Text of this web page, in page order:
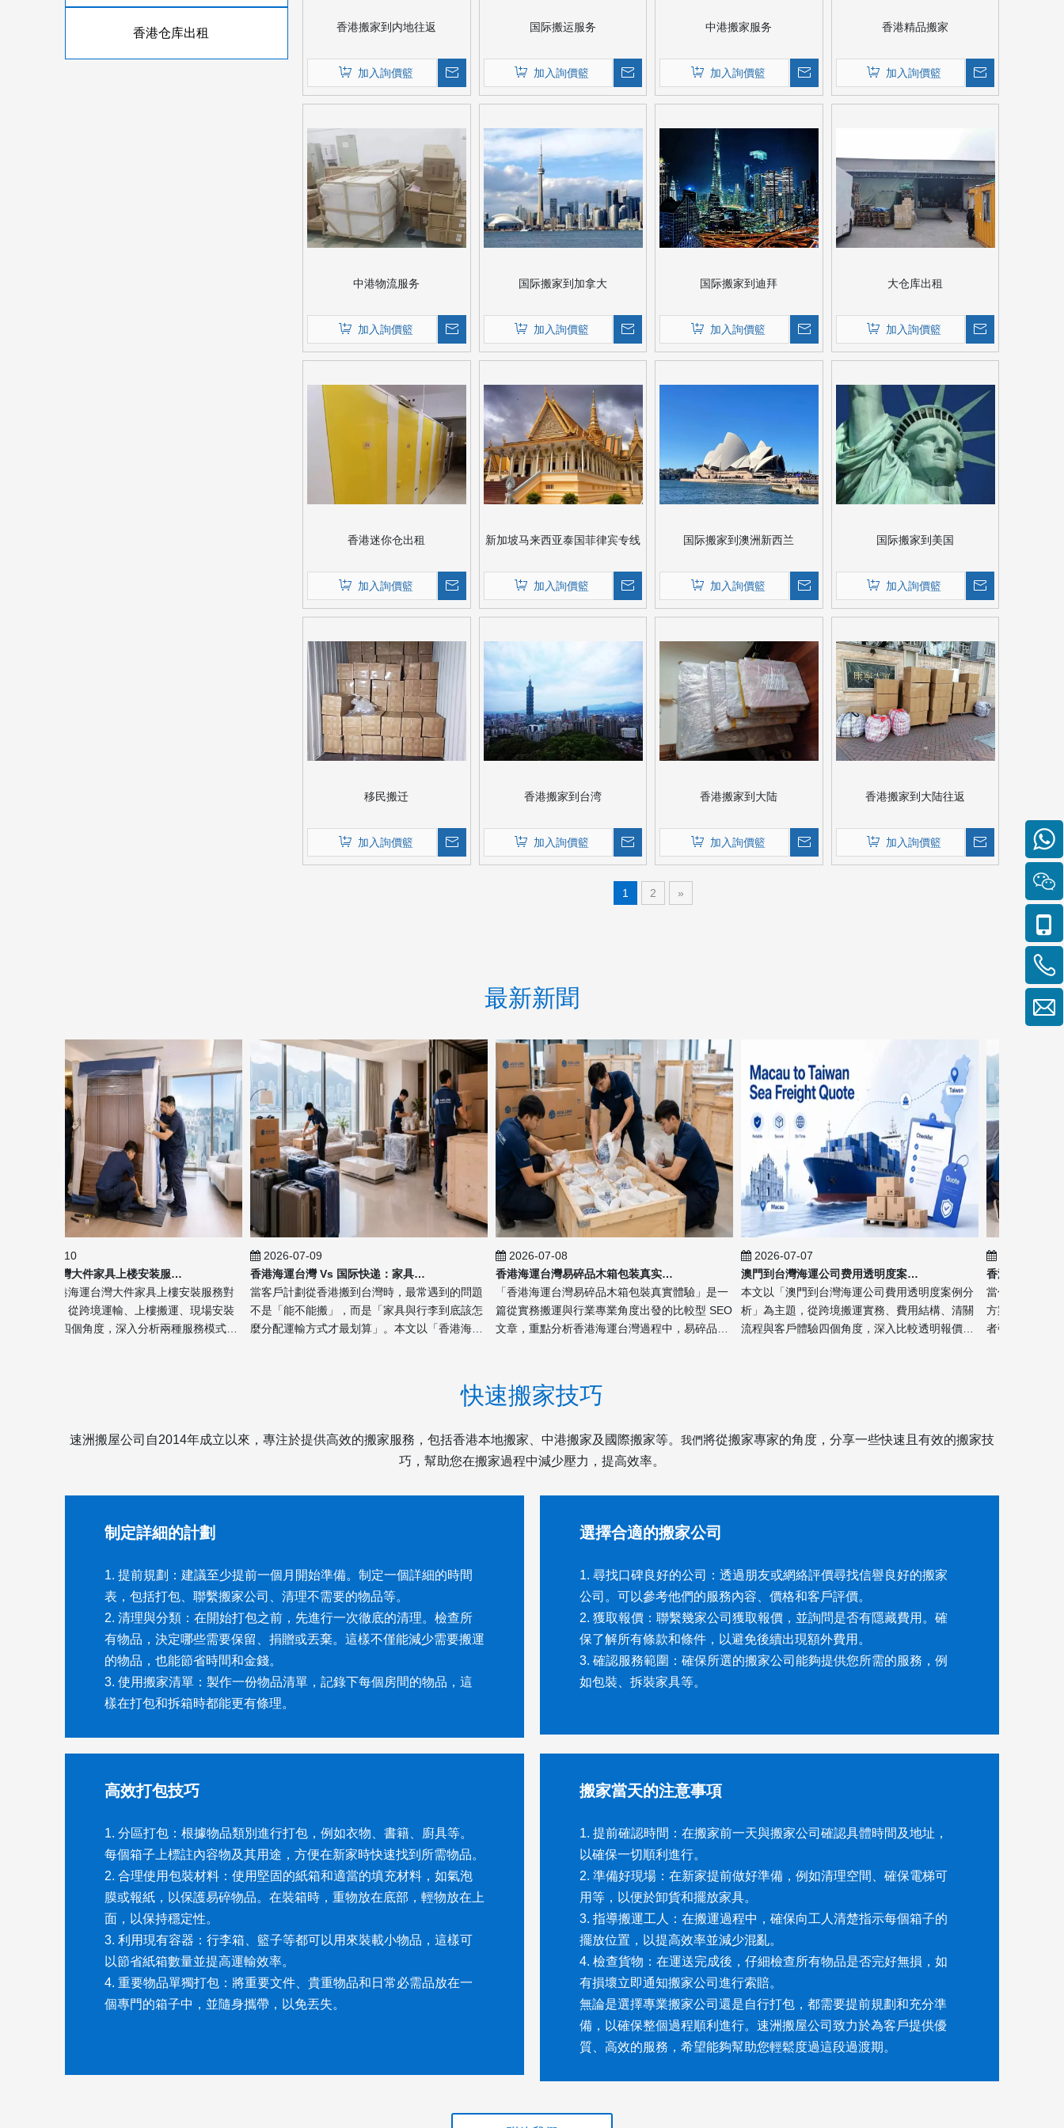
香港仓库出租 香港搬家到内地往返
加入詢價籃
国际搬运服务
加入詢價籃
中港搬家服务
加入詢價籃
香港精品搬家
加入詢價籃
中港物流服务
加入詢價籃
国际搬家到加拿大
加入詢價籃
国际搬家到迪拜
加入詢價籃
大仓库出租
加入詢價籃
香港迷你仓出租
加入詢價籃
新加坡马来西亚泰国菲律宾专线
加入詢價籃
国际搬家到澳洲新西兰
加入詢價籃
国际搬家到美国
加入詢價籃
移民搬迁
加入詢價籃
香港搬家到台湾
加入詢價籃
香港搬家到大陆
加入詢價籃
香港搬家到大陆往返
加入詢價籃
1 2 »
最新新聞
香港海運台灣大件家具上楼安装服务对比
以**香港海運台灣大件家具上樓安裝服務對
為核心，從跨境運輸、上樓搬運、現場安裝
險管理四個角度，深入分析兩種服務模式的
2026-07-09
香港海運台灣 Vs 国际快递：家具与行李同时搬运案例
當客戶計劃從香港搬到台灣時，最常遇到的問題
不是「能不能搬」，而是「家具與行李到底該怎
麼分配運輸方式才最划算」。本文以「香港海運
2026-07-08
香港海運台灣易碎品木箱包装真实体验
「香港海運台灣易碎品木箱包裝真實體驗」是一
篇從實務搬運與行業專業角度出發的比較型 SEO
文章，重點分析香港海運台灣過程中，易碎品在
2026-07-07
澳門到台灣海運公司费用透明度案例分析
本文以「澳門到台灣海運公司費用透明度案例分
析」為主題，從跨境搬運實務、費用結構、清關
流程與客戶體驗四個角度，深入比較透明報價與
2026-07-06
當你需要安排**香
方案就是**門到門
者強調一站式、省
快速搬家技巧
速洲搬屋公司自2014年成立以來，專注於提供高效的搬家服務，包括香港本地搬家、中港搬家及國際搬家等。 我們將從搬家專家的角度，分享一些快速且有效的搬家技
巧，幫助您在搬家過程中減少壓力，提高效率。
制定詳細的計劃
1. 提前規劃：建議至少提前一個月開始準備。制定一個詳細的時間
表，包括打包、聯繫搬家公司、清理不需要的物品等。
2. 清理與分類：在開始打包之前，先進行一次徹底的清理。檢查所
有物品，決定哪些需要保留、捐贈或丟棄。這樣不僅能減少需要搬運
的物品，也能節省時間和金錢。
3. 使用搬家清單：製作一份物品清單，記錄下每個房間的物品，這
樣在打包和拆箱時都能更有條理。
選擇合適的搬家公司
1. 尋找口碑良好的公司：透過朋友或網絡評價尋找信譽良好的搬家
公司。可以參考他們的服務內容、價格和客戶評價。
2. 獲取報價：聯繫幾家公司獲取報價，並詢問是否有隱藏費用。確
保了解所有條款和條件，以避免後續出現額外費用。
3. 確認服務範圍：確保所選的搬家公司能夠提供您所需的服務，例
如包裝、拆裝家具等。
高效打包技巧
1. 分區打包：根據物品類別進行打包，例如衣物、書籍、廚具等。
每個箱子上標註內容物及其用途，方便在新家時快速找到所需物品。
2. 合理使用包裝材料：使用堅固的紙箱和適當的填充材料，如氣泡
膜或報紙，以保護易碎物品。在裝箱時，重物放在底部，輕物放在上
面，以保持穩定性。
3. 利用現有容器：行李箱、籃子等都可以用來裝載小物品，這樣可
以節省紙箱數量並提高運輸效率。
4. 重要物品單獨打包：將重要文件、貴重物品和日常必需品放在一
個專門的箱子中，並隨身攜帶，以免丟失。
搬家當天的注意事項
1. 提前確認時間：在搬家前一天與搬家公司確認具體時間及地址，
以確保一切順利進行。
2. 準備好現場：在新家提前做好準備，例如清理空間、確保電梯可
用等，以便於卸貨和擺放家具。
3. 指導搬運工人：在搬運過程中，確保向工人清楚指示每個箱子的
擺放位置，以提高效率並減少混亂。
4. 檢查貨物：在運送完成後，仔細檢查所有物品是否完好無損，如
有損壞立即通知搬家公司進行索賠。
無論是選擇專業搬家公司還是自行打包，都需要提前規劃和充分準
備，以確保整個過程順利進行。速洲搬屋公司致力於為客戶提供優
質、高效的服務，希望能夠幫助您輕鬆度過這段過渡期。